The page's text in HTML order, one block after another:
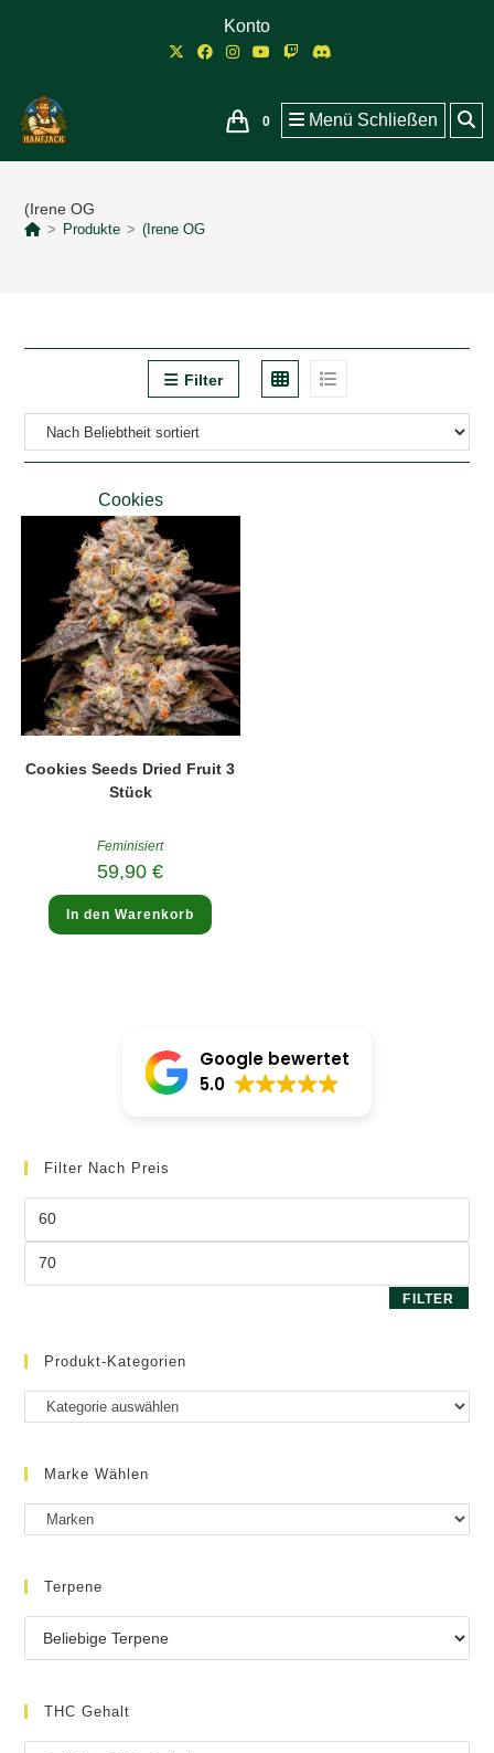
Konto
0 Menü Schließen
(Irene OG
> Produkte > (Irene OG
Filter
Cookies
Cookies Seeds Dried Fruit 3
Stück
Feminisiert
59,90€
In den Warenkorb
Google bewertet
5.0
Filter Nach Preis
FILTER
Produkt-Kategorien
Marke Wählen
Terpene
THC Gehalt